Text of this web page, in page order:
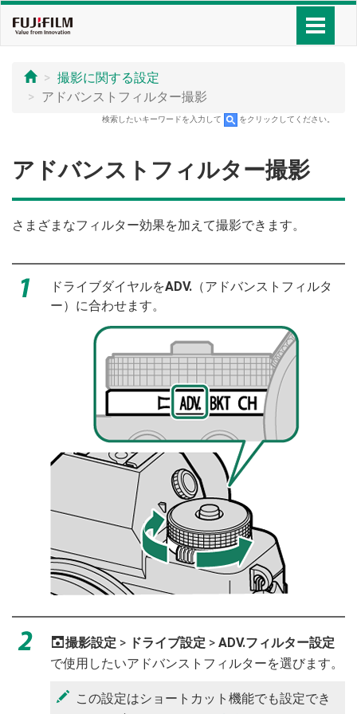
撮影に関する設定
アドバンストフィルター撮影
検索したいキーワードを入力して をクリックしてください。
アドバンストフィルター撮影
さまざまなフィルター効果を加えて撮影できます。
ドライブダイヤルをADV. （アドバンストフィルタ
ー）に合わせます。
A撮影設定 > ドライブ設定 > ADV.フィルター設定
で使用したいアドバンストフィルターを選びます。
この設定はショートカット機能でも設定でき